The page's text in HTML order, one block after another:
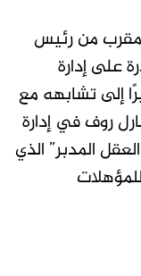
من رئيس
على إدارة
إلى تشابهه مع
روف في إدارة
المدبر” الذي